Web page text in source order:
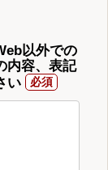
以外での
内容、表記
い